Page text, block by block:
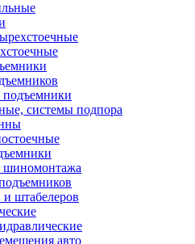
подъемники
системы подпора
шиномонтажа
и штабелеров
авто